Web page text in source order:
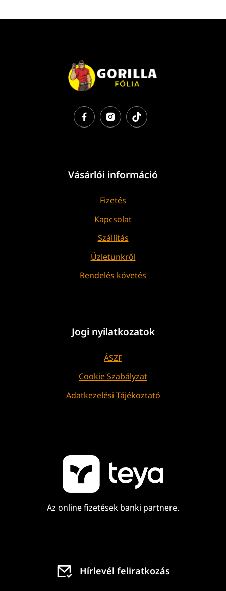
Vásárlói információ
Fizetés
Kapcsolat
Szállítás
Üzletünkről
Rendelés követés
Jogi nyilatkozatok
ÁSZF
Cookie Szabályzat
Adatkezelési Tájékoztató
Az online fizetések banki partnere.
Hírlevél feliratkozás